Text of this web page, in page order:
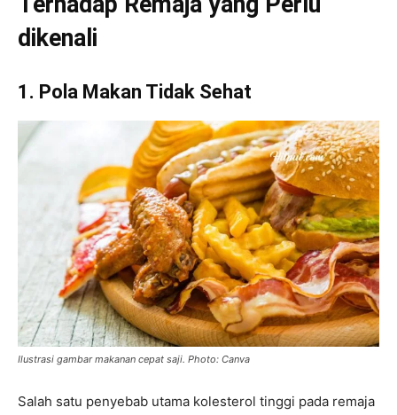
dikenali
1. Pola Makan Tidak Sehat
Ilustrasi gambar makanan cepat saji. Photo: Canva
Salah satu penyebab utama kolesterol tinggi pada remaja